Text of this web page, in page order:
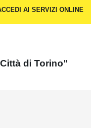
AI SERVIZI ONLINE
di Torino"